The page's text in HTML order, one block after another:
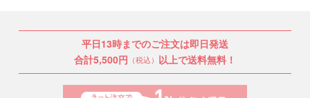
平日13時までのご注文は即日発送
合計5,500円 （税込） 以上で送料無料！